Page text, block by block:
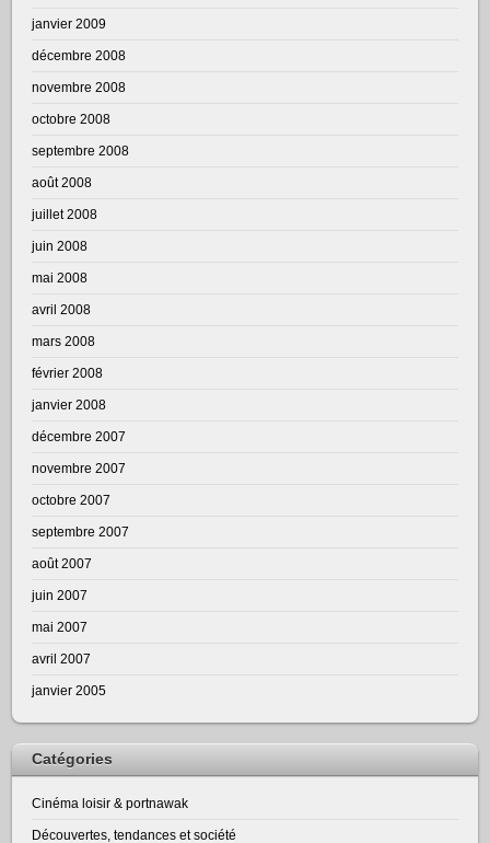
janvier 2009
décembre 2008
novembre 2008
octobre 2008
septembre 2008
août 2008
juillet 2008
juin 2008
mai 2008
avril 2008
mars 2008
février 2008
janvier 2008
décembre 2007
novembre 2007
octobre 2007
septembre 2007
août 2007
juin 2007
mai 2007
avril 2007
janvier 2005
Catégories
Cinéma loisir & portnawak
Découvertes, tendances et société